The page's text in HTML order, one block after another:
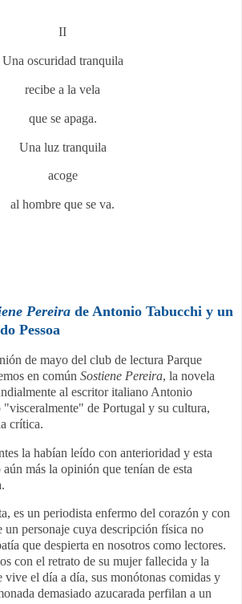
II
Una oscuridad tranquila
recibe a la vela
que se apaga.
Una luz tranquila
acoge
al hombre que se va.
Pereira de Antonio Tabucchi y un
Pessoa
de mayo del club de lectura Parque
en común Sostiene Pereira, la novela
al escritor italiano Antonio
"visceralmente" de Portugal y su cultura,
crítica.
la habían leído con anterioridad y esta
más la opinión que tenían de esta
es un periodista enfermo del corazón y con
un personaje cuya descripción física no
que despierta en nosotros como lectores.
con el retrato de su mujer fallecida y la
vive el día a día, sus monótonas comidas y
demasiado azucarada perfilan a un